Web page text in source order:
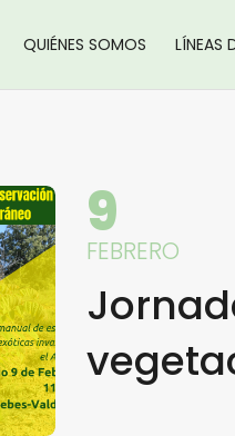
QUIÉNES SOMOS LÍNEAS
9
FEBRERO